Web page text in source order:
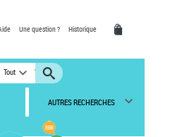
Une question ? Historique
Tout
AUTRES RECHERCHES